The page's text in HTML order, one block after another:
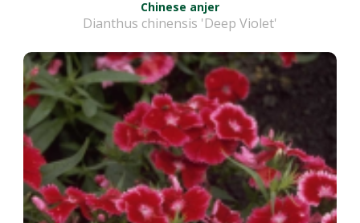
Chinese anjer
Dianthus chinensis 'Deep Violet'